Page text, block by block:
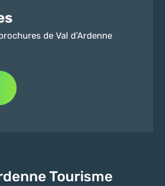
de Val d’Ardenne
Tourisme